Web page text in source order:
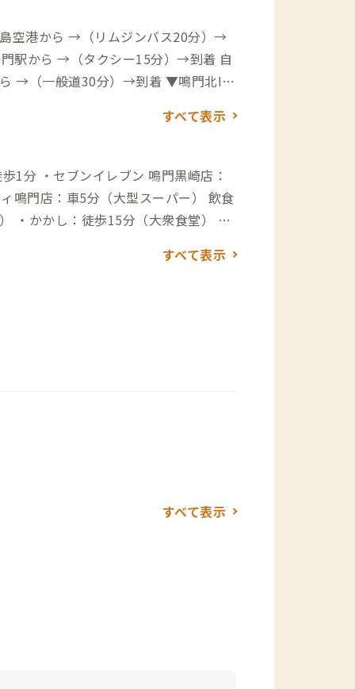
空港から →（リムジンバス20分）→
般道30分）→到着 ▼鳴門北IC
すべて表示
1分 ・セブンイレブン 鳴門黒崎店：
・かかし：徒歩15分（大衆食堂） ・
ン：車5分（イタリアン） その他
すべて表示
すべて表示